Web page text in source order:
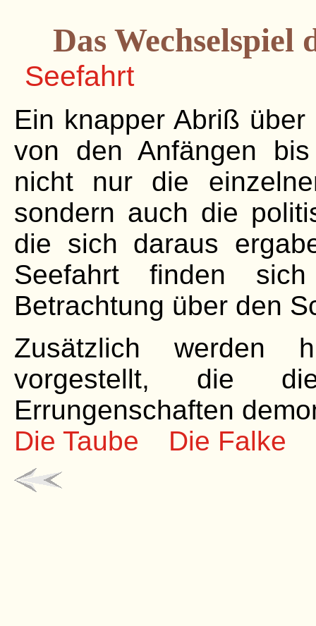
Das Wechselspiel
Seefahrt
Ein knapper Abriß
von den Anfängen
nicht nur die
sondern auch die
die sich daraus
Seefahrt finden
Betrachtung über den
Zusätzlich werden
vorgestellt, die
Errungenschaften
Die Taube
Die Falke